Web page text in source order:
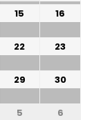
15 16
22 23
29 30
5 6